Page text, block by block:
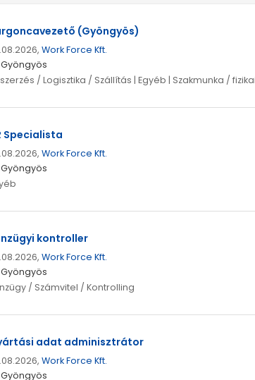
(Gyöngyös)
Work Force Kft.
Gyöngyös
/ Logisztika / Szállítás | Egyéb | Szakmunka /
Specialista
Work Force Kft.
Gyöngyös
kontroller
Work Force Kft.
Gyöngyös
/ Számvitel / Kontrolling
adat adminisztrátor
Work Force Kft.
Gyöngyös